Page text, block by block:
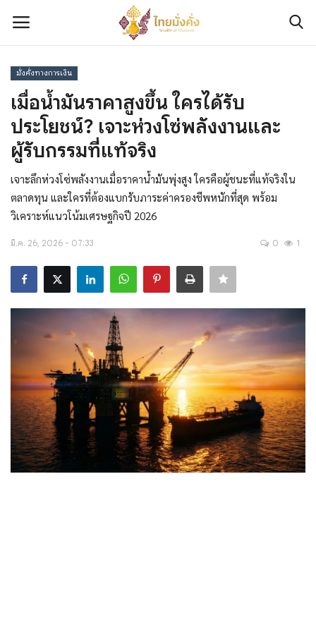
เข้าสู่ระบบ
ติดต่อเรา
เกี่ยวกับเรา
มั่งคั่งทางการเงิน
มั่งคั่งทางความรู้และทักษะ
มั่งคั่งทางข่าวสาร
มั่งคั่งทางสลากกินแบ่งรัฐบาล
มั่งคั่งทางหวยลาว
มั่งคั่งทางการเงิน
เมื่อน้ำมันราคาสูงขึ้น ใครได้รับ
ประโยชน์? เจาะห่วงโซ่พลังงานและ
ผู้รับกรรมที่แท้จริง
เจาะลึกห่วงโซ่พลังงานเมื่อราคาน้ำมันพุ่งสูง ใครคือผู้ชนะที่แท้จริงใน
ตลาดทุน และใครที่ต้องแบกรับภาระค่าครองชีพหนักที่สุด พร้อม
วิเคราะห์แนวโน้มเศรษฐกิจปี 2026
มี.ค. 26, 2026 - 07:33 0 1